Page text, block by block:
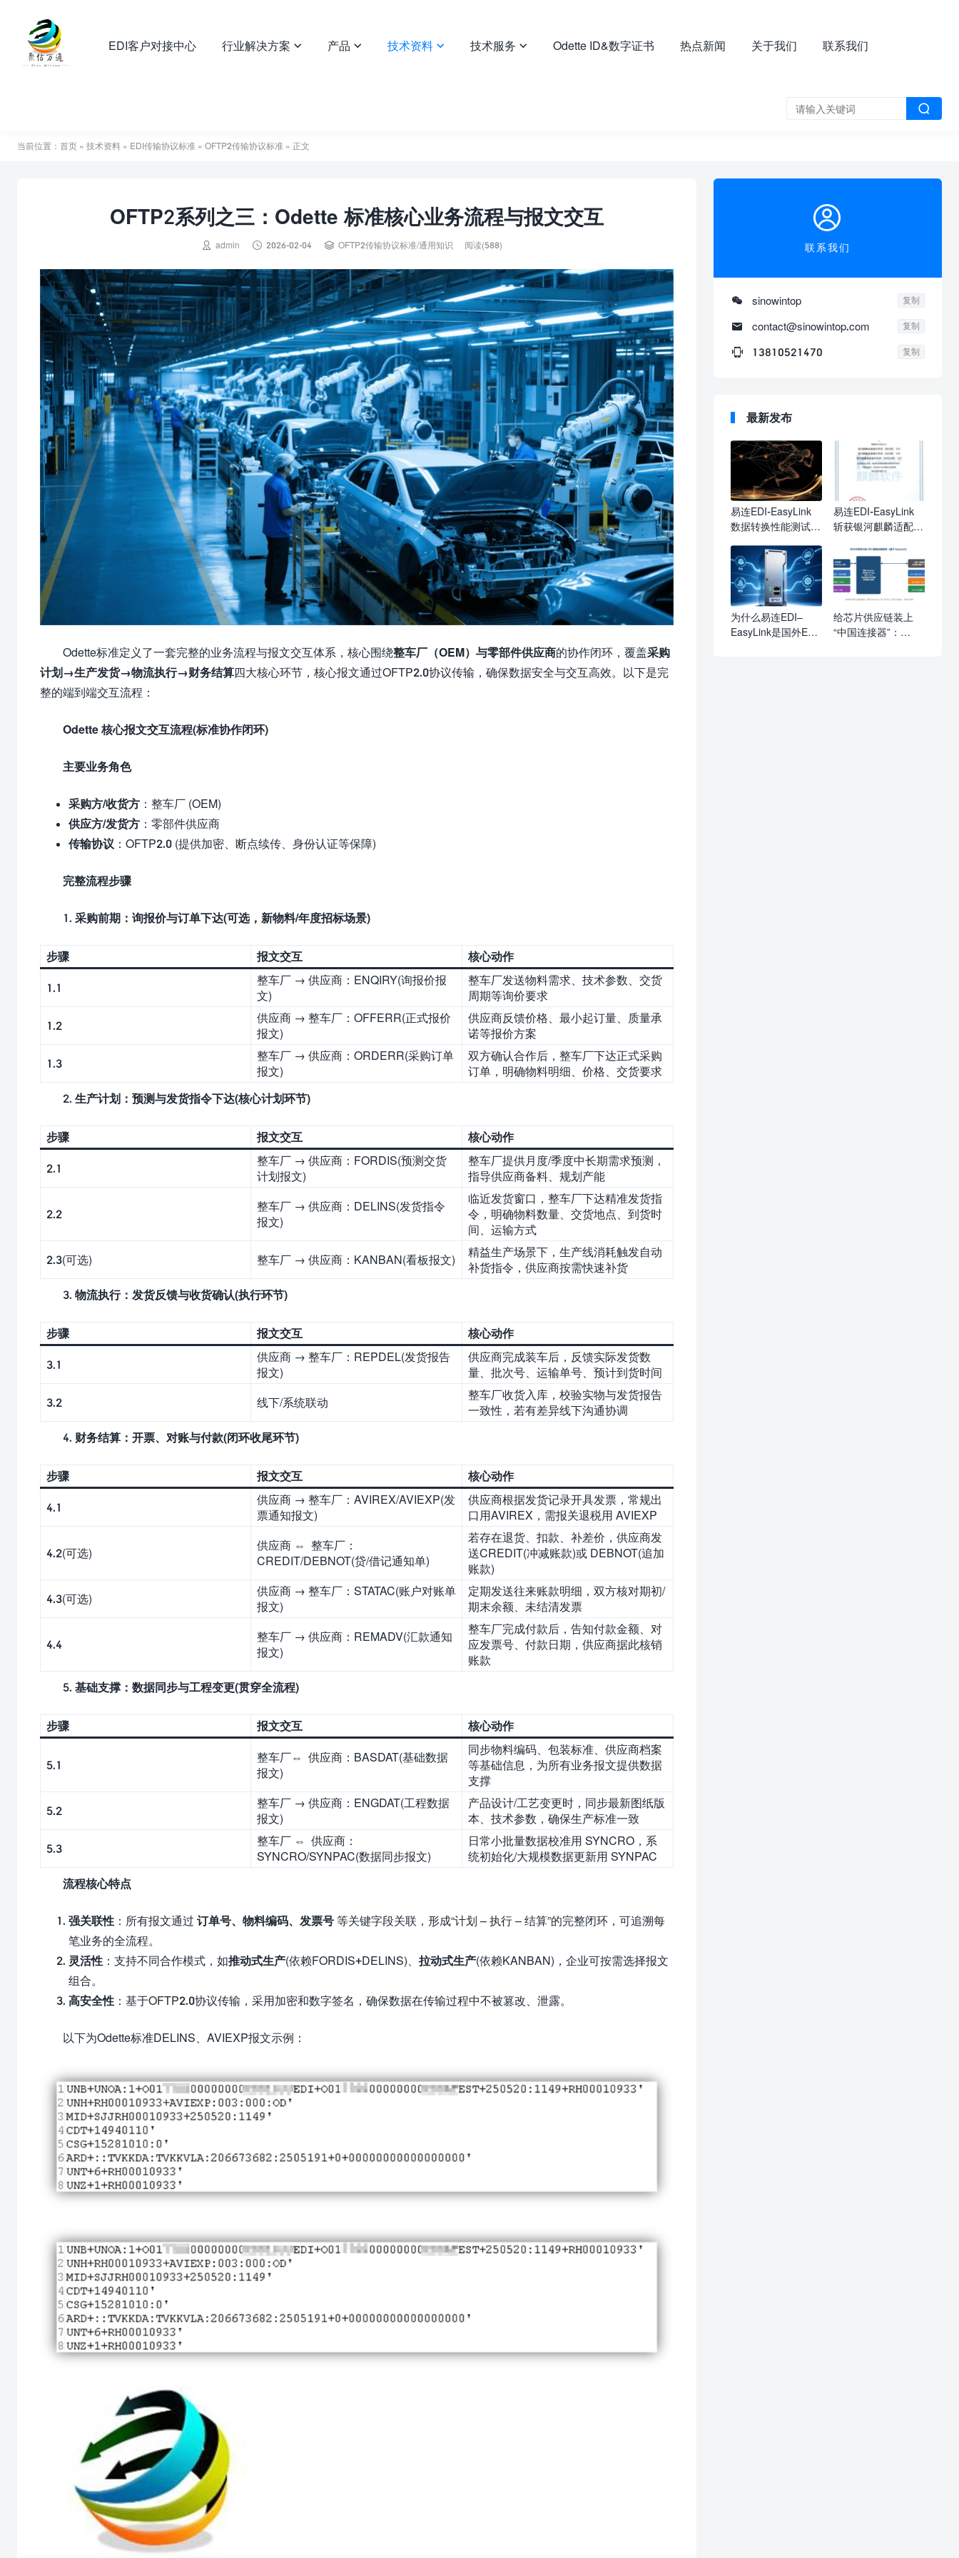
EDI客户对接中心 行业解决方案  产品  技术资料  技术服务  Odette ID&数字证书 热点新闻 关于我们 联系我们

当前位置： 首页 » 技术资料 » EDI传输协议标准 » OFTP2传输协议标准 » 正文
OFTP2系列之三：Odette 标准核心业务流程与报文交互
 admin  2026-02-04  OFTP2传输协议标准/通用知识 阅读(588)
Odette标准定义了一套完整的业务流程与报文交互体系，核心围绕整车厂（OEM）与零部件供应商的协作闭环，覆盖采购
计划→生产发货→物流执行→财务结算四大核心环节，核心报文通过OFTP2.0协议传输，确保数据安全与交互高效。以下是完
整的端到端交互流程：
Odette 核心报文交互流程(标准协作闭环)
主要业务角色
采购方/收货方 ：整车厂 (OEM)
供应方/发货方 ：零部件供应商
传输协议 ：OFTP2.0 (提供加密、断点续传、身份认证等保障)
完整流程步骤
1. 采购前期：询报价与订单下达(可选，新物料/年度招标场景)
步骤 报文交互 核心动作
1.1
整车厂 → 供应商：ENQIRY(询报价报
文)
整车厂发送物料需求、技术参数、交货
周期等询价要求
1.2
供应商 → 整车厂：OFFERR(正式报价
报文)
供应商反馈价格、最小起订量、质量承
诺等报价方案
1.3
整车厂 → 供应商：ORDERR(采购订单
报文)
双方确认合作后，整车厂下达正式采购
订单，明确物料明细、价格、交货要求
2. 生产计划：预测与发货指令下达(核心计划环节)
步骤 报文交互 核心动作
2.1
整车厂 → 供应商：FORDIS(预测交货
计划报文)
整车厂提供月度/季度中长期需求预测，
指导供应商备料、规划产能
2.2
整车厂 → 供应商：DELINS(发货指令
报文)
临近发货窗口，整车厂下达精准发货指
令，明确物料数量、交货地点、到货时
间、运输方式
2.3(可选) 整车厂 → 供应商：KANBAN(看板报文)
精益生产场景下，生产线消耗触发自动
补货指令，供应商按需快速补货
3. 物流执行：发货反馈与收货确认(执行环节)
步骤 报文交互 核心动作
3.1
供应商 → 整车厂：REPDEL(发货报告
报文)
供应商完成装车后，反馈实际发货数
量、批次号、运输单号、预计到货时间
3.2 线下/系统联动
整车厂收货入库，校验实物与发货报告
一致性，若有差异线下沟通协调
4. 财务结算：开票、对账与付款(闭环收尾环节)
步骤 报文交互 核心动作
4.1
供应商 → 整车厂：AVIREX/AVIEXP(发
票通知报文)
供应商根据发货记录开具发票，常规出
口用AVIREX，需报关退税用 AVIEXP
4.2(可选)
供应商 ⇔ 整车厂：
CREDIT/DEBNOT(贷/借记通知单)
若存在退货、扣款、补差价，供应商发
送CREDIT(冲减账款)或 DEBNOT(追加
账款)
4.3(可选)
供应商 → 整车厂：STATAC(账户对账单
报文)
定期发送往来账款明细，双方核对期初/
期末余额、未结清发票
4.4
整车厂 → 供应商：REMADV(汇款通知
报文)
整车厂完成付款后，告知付款金额、对
应发票号、付款日期，供应商据此核销
账款
5. 基础支撑：数据同步与工程变更(贯穿全流程)
步骤 报文交互 核心动作
5.1
整车厂⇔ 供应商：BASDAT(基础数据
报文)
同步物料编码、包装标准、供应商档案
等基础信息，为所有业务报文提供数据
支撑
5.2
整车厂 → 供应商：ENGDAT(工程数据
报文)
产品设计/工艺变更时，同步最新图纸版
本、技术参数，确保生产标准一致
5.3
整车厂 ⇔ 供应商：
SYNCRO/SYNPAC(数据同步报文)
日常小批量数据校准用 SYNCRO，系
统初始化/大规模数据更新用 SYNPAC
流程核心特点
强关联性 ：所有报文通过 订单号、物料编码、发票号 等关键字段关联，形成“计划 – 执行 – 结算”的完整闭环，可追溯每
笔业务的全流程。
灵活性 ：支持不同合作模式，如推动式生产(依赖FORDIS+DELINS)、 拉动式生产(依赖KANBAN)，企业可按需选择报文
组合。
高安全性 ：基于OFTP2.0协议传输，采用加密和数字签名，确保数据在传输过程中不被篡改、泄露。
以下为Odette标准DELINS、AVIEXP报文示例：

联系我们
 sinowintop 复制
 contact@sinowintop.com 复制
 13810521470 复制
最新发布
易连EDI-EasyLink
数据转换性能测试报
易连EDI-EasyLink
斩获银河麒麟适配认
生态布局
为什么易连EDI–
EasyLink是国外EDI
给芯片供应链装上
“中国连接器”：